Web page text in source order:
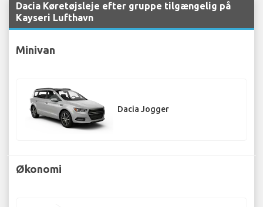
Dacia Køretøjsleje efter gruppe tilgængelig på
Kayseri Lufthavn
Minivan
Dacia Jogger
Økonomi